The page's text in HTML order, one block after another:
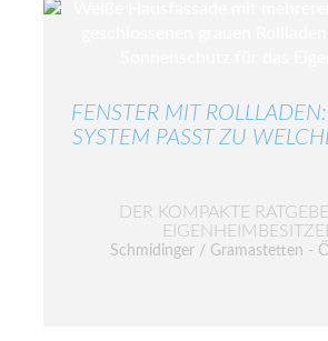
FENSTER MIT
SYSTEM PASST ZU
DER KOMPAKTE
Schmidinger / Gramastetten -